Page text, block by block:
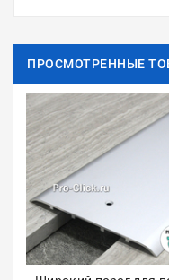
ПРОСМОТРЕННЫЕ